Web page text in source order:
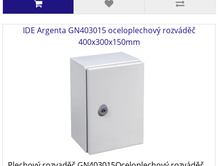
IDE Argenta GN403015 oceloplechový rozváděč
400x300x150mm